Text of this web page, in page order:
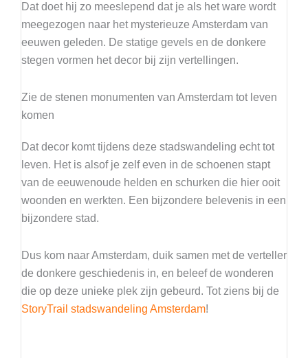
Dat doet hij zo meeslepend dat je als het ware wordt
meegezogen naar het mysterieuze Amsterdam van
eeuwen geleden. De statige gevels en de donkere
stegen vormen het decor bij zijn vertellingen.
Zie de stenen monumenten van Amsterdam tot leven
komen
Dat decor komt tijdens deze stadswandeling echt tot
leven. Het is alsof je zelf even in de schoenen stapt
van de eeuwenoude helden en schurken die hier ooit
woonden en werkten. Een bijzondere belevenis in een
bijzondere stad.
Dus kom naar Amsterdam, duik samen met de verteller
de donkere geschiedenis in, en beleef de wonderen
die op deze unieke plek zijn gebeurd. Tot ziens bij de
StoryTrail stadswandeling Amsterdam!